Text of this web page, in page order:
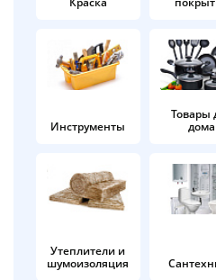
Инструменты
Товары
дома
Утеплители и
шумоизоляция
в корзину
Оплачивайте сегодня
25% картой любого
Получайте товар
выбранный способом
Оставшиеся
%